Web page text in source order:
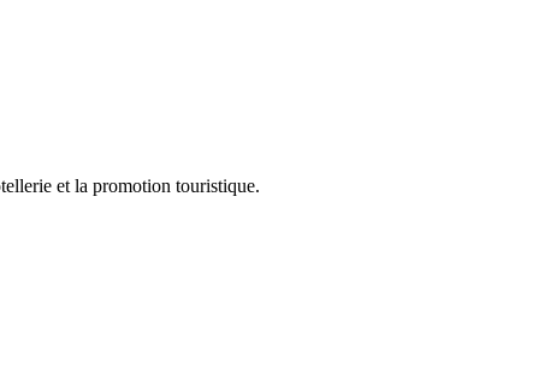
et la promotion touristique.